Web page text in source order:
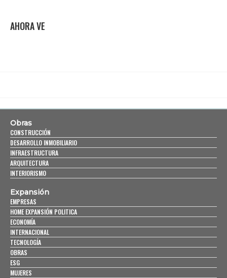
AHORA VE
Obras
CONSTRUCCIÓN
DESARROLLO INMOBILIARIO
INFRAESTRUCTURA
ARQUITECTURA
INTERIORISMO
Expansión
EMPRESAS
HOME EXPANSIÓN POLITICA
ECONOMÍA
INTERNACIONAL
TECNOLOGÍA
OBRAS
ESG
MUJERES